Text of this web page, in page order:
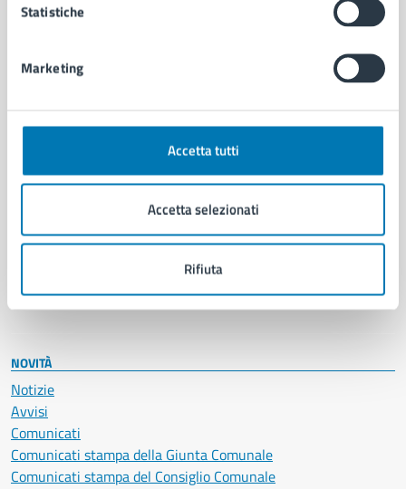
Statistiche
Marketing
Accetta tutti
Accetta selezionati
Rifiuta
Autorizzazioni
Documenti e certificati
Educazione e formazione
Giustizia e sicurezza pubblica
Imprese e commercio
Vita lavorativa
NOVITÀ
Notizie
Avvisi
Comunicati
Comunicati stampa della Giunta Comunale
Comunicati stampa del Consiglio Comunale